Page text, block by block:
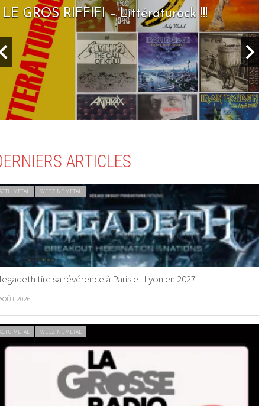
LE GROS RIFFIFI – Littératurock !!!
ARTICLES
METAL WEBZINE METAL
tire sa révérence à Paris et Lyon en 2027
2026
METAL WEBZINE METAL